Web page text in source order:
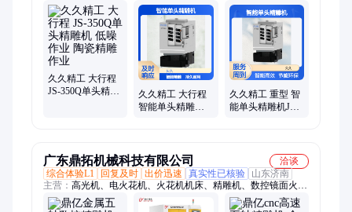
攻机、车床数控、专业数控设备、cnc加工中心、高速加工中
心、立式加工中心、cnc数控机床
久久精工 大行程
JS-350Q单头精雕
久久精工 大行程
智能单头精雕机
久久精工 重型 智
能单头精雕机JS-
广东鼎拓机械科技有限公司
洽谈
综合体验L1
回复及时 出价迅速 真实性已核验
山东济南
主营： 高光机、电火花机、火花机机床、精雕机、数控镜面火花
机